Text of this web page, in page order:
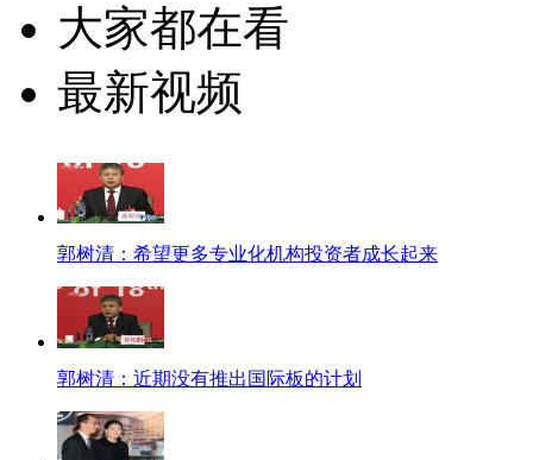
大家都在看
最新视频
郭树清：希望更多专业化机构投资者成长起来
郭树清：近期没有推出国际板的计划